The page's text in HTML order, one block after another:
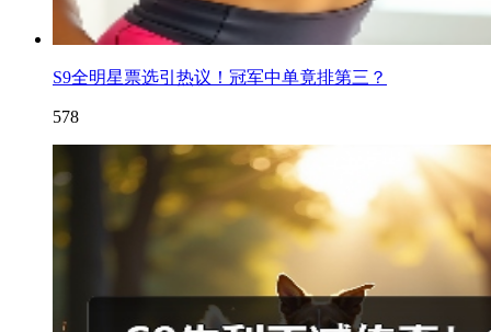
S9全明星票选引热议！冠军中单竟排第三？
578